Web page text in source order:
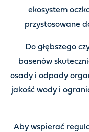
ekosystem
przystosowane
Do głębszego
basenów
osady i odpady
jakość wody i
Aby wspierać